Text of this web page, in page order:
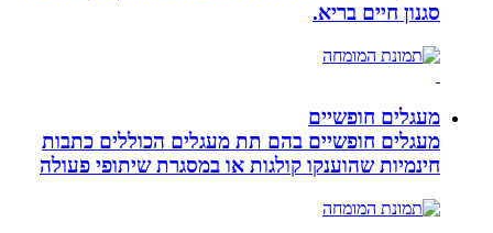
סגנון חיים בריא.
מעגלים חופשיים
מעגלים חופשיים בהם תת מעגלים הכוללים כתבות
חינמיות שהוענקו קולגות או במסגרת שיתופי פעולה